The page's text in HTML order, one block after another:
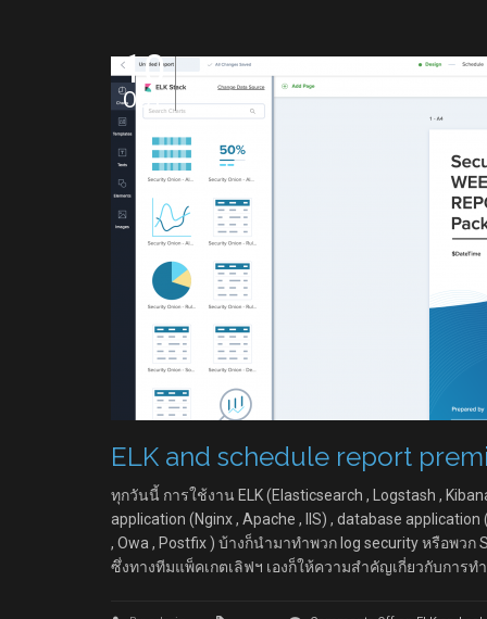
ELK and schedule report
10
OCT
ทุกวันนี้ การใช้งาน ELK (Elasticsearch , Logstash ,
application (Nginx , Apache , IIS) , database
, Owa , Postfix ) บ้างก็นำมาทำพวก log security หรือพวก
ซึ่งทางทีมแพ็คเกตเลิฟฯ เองก็ให้ความสำคัญเกี่ยวกับการทำ